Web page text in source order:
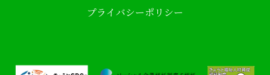
プライバシーポリシー